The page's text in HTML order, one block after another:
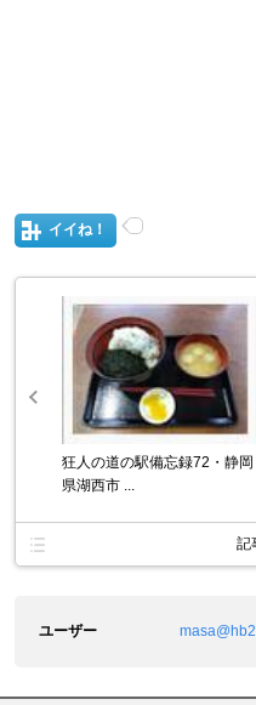
イイね！
狂人の道の駅備忘録72・静岡
県湖西市 ...
記
ユーザー